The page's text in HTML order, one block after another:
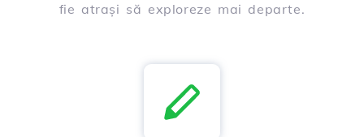
fie atrași să exploreze mai departe.